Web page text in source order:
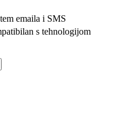
emaila i SMS
s tehnologijom